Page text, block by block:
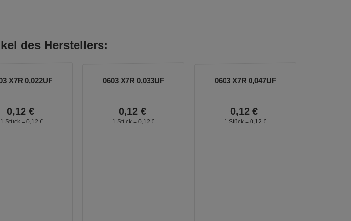
des Herstellers:
X7R 0,022UF
0,12 €
1 Stück = 0, 12 €
0603 X7R 0,033UF
0,12 €
1 Stück = 0, 12 €
0603 X7R 0,047UF
0,12 €
1 Stück = 0, 12 €